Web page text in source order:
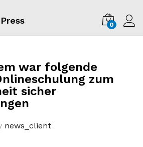
0
war folgende
zum
sicher
news_client